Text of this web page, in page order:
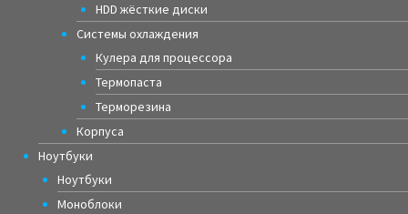
HDD жёсткие диски
Системы охлаждения
Кулера для процессора
Термопаста
Терморезина
Корпуса
Ноутбуки
Ноутбуки
Моноблоки